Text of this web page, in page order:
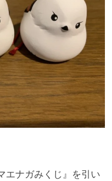
エナガみくじ』を引い